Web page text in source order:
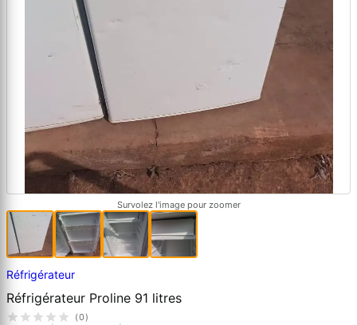
Survolez l'image pour zoomer
Réfrigérateur
Réfrigérateur Proline 91 litres
(0)